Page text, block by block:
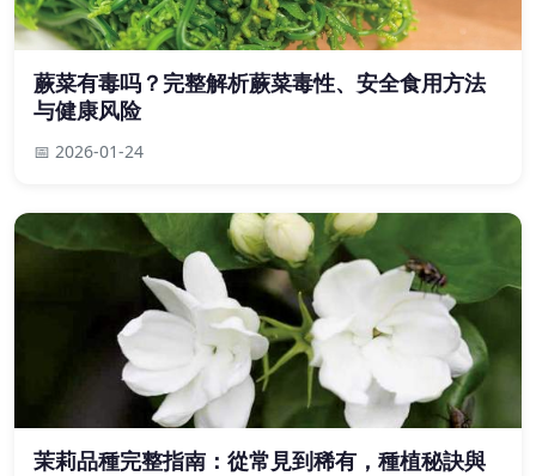
蕨菜有毒吗？完整解析蕨菜毒性、安全食用方法
与健康风险
📅 2026-01-24
茉莉品種完整指南：從常見到稀有，種植秘訣與